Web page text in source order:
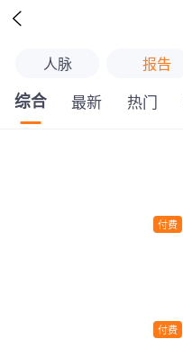

人脉 报告
综合 最新 热门
付费
付费